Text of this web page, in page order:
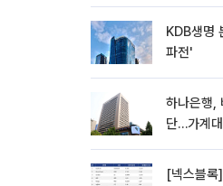
KDB생명
파전'
하나은행,
단…가계
[넥스블